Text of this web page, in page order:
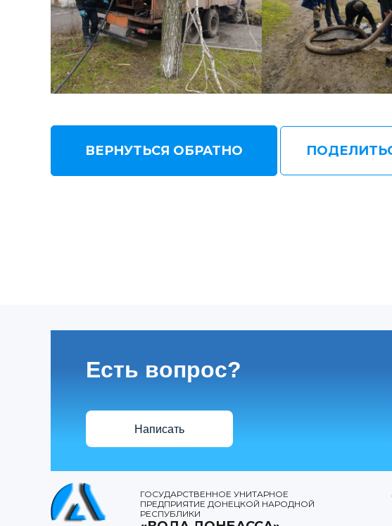
ВЕРНУТЬСЯ ОБРАТНО
Есть вопрос?
Написать
ГОСУДАРСТВЕННОЕ УНИТАРНОЕ
ПРЕДПРИЯТИЕ ДОНЕЦКОЙ НАРОДНОЙ
РЕСПУБЛИКИ